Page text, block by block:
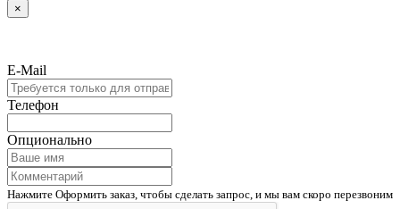
×
E-Mail
Телефон
Опционально
Нажмите Оформить заказ, чтобы сделать запрос, и мы вам скоро перезвоним